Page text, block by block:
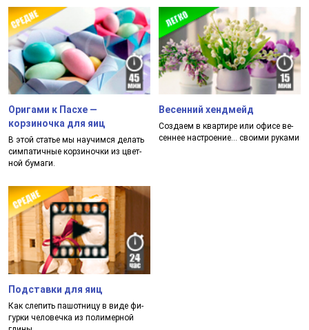
Оригами к Пасхе —
корзиночка для яиц
В этой статье мы на­учим­ся де­лать
сим­па­тич­ные кор­зи­ноч­ки из цвет­
ной бу­ма­ги.
Весенний хендмейд
Соз­да­ем в квар­ти­ре или офи­се ве­
сен­нее нас­тро­ение... сво­ими ру­ка­ми
Подставки для яиц
Как сле­пить па­шот­ни­цу в ви­де фи­
гур­ки че­ло­веч­ка из по­ли­мер­ной